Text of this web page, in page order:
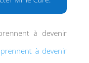
à devenir